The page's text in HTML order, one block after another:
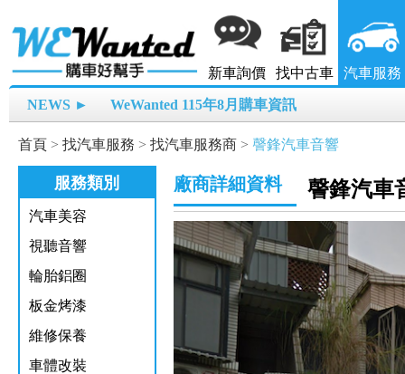
新車詢價 找中古車 汽車服務
NEWS ► WeWanted 115年8月購車資訊
首頁 > 找汽車服務 > 找汽車服務商 > 謦鋒汽車音響
服務類別
汽車美容
視聽音響
輪胎鋁圈
板金烤漆
維修保養
車體改裝
廠商詳細資料 謦鋒汽車